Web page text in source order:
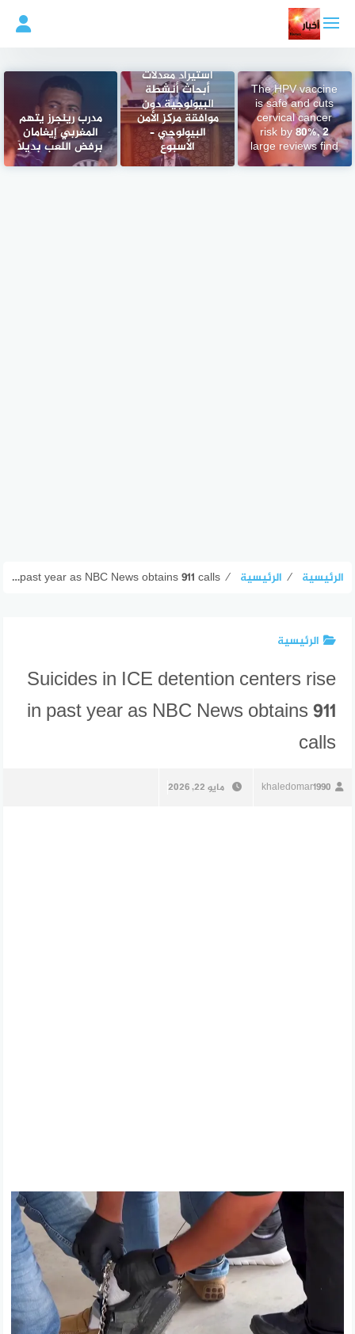
المحتوى
The HPV vaccine
is safe and cuts
cervical cancer
risk by 80%, 2
large reviews find
استيراد معدلات
أبحاث أنشطة
البيولوجية دون
موافقة مركز الأمن
البيولوجي –
الأسبوع
مدرب رينجرز يتهم
المغربي إيغامان
برفض اللعب بديلاً
الرئيسية ⁄ الرئيسية ⁄
Suicides in ICE detention centers rise in past year as NBC News obtains 911 calls
الرئيسية
Suicides in ICE detention centers rise
in past year as NBC News obtains 911
calls
khaledomar1990 مايو 22, 2026